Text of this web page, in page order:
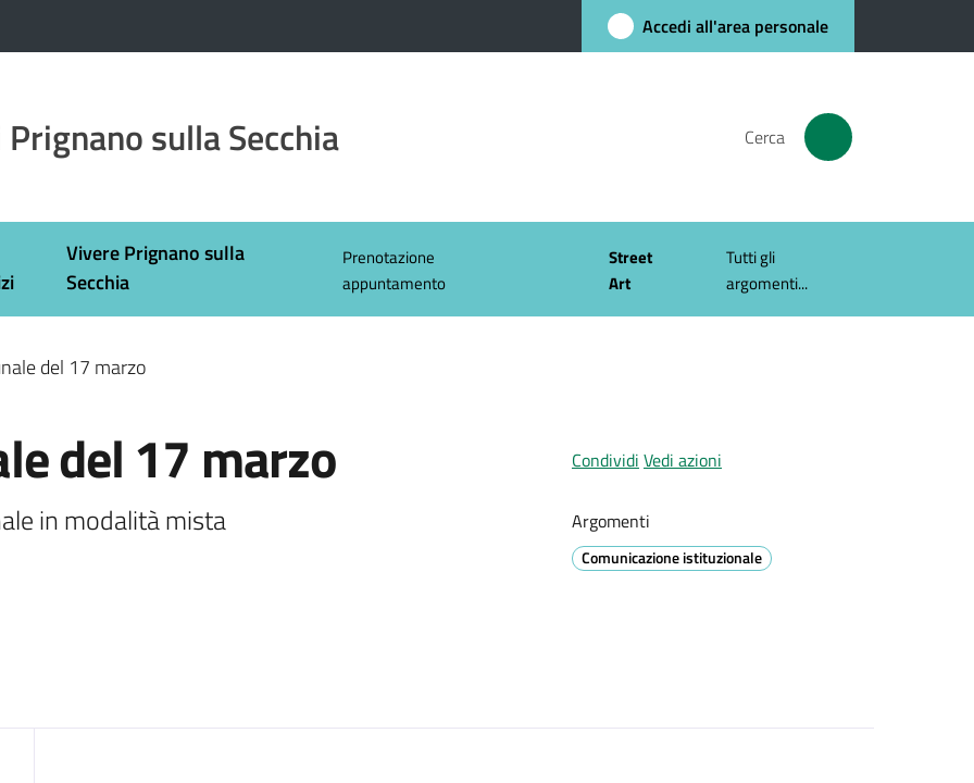
Accedi all'area personale
sulla Secchia Cerca
Vivere Prignano sulla
Secchia
Prenotazione
appuntamento
Street
Art
Tutti gli
argomenti...
del 17 marzo
del 17 marzo
in modalità mista
Condividi Vedi azioni
Argomenti
Comunicazione istituzionale